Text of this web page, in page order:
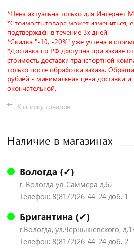
*Цена актуальна только для Интернет
*Стоимость товара может измениться,
подтверждён в течение 3х дней.
*Скидка "-10, -20%" уже учтена в
*Доставка по РФ доступна при заказе
стоимость доставки транспортной
только после обработки заказа.
рублей - минимальная цена доставки и
окончательной.
К списку товаров
Наличие в магазинах
Вологда (✔)
г. Вологда ул. Саммера д.62
Телефон: 8(8172)26-44-24 доб. 1
Бригантина (✔)
г.Вологда, ул.Чернышевского,
Телефон: 8(8172)26-44-24 доб. 2